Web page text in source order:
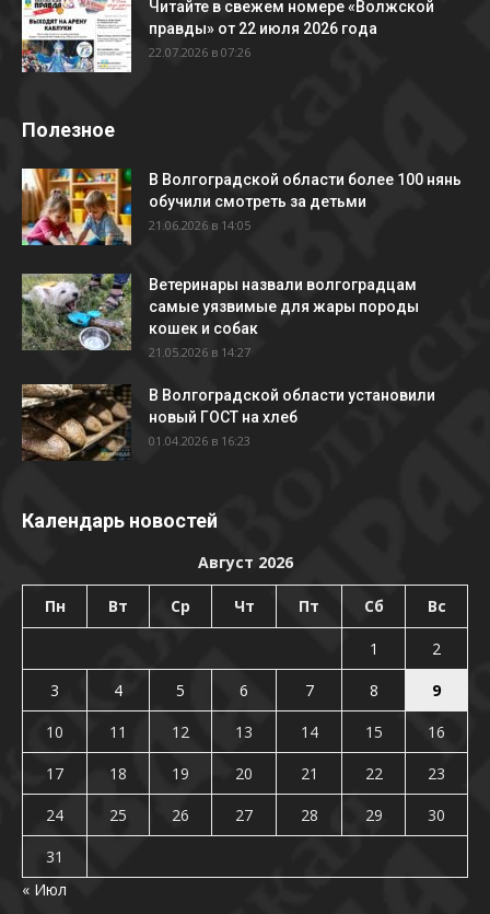
Читайте в свежем номере «Волжской
правды» от 22 июля 2026 года
22.07.2026 в 07:26
Полезное
В Волгоградской области более 100 нянь
обучили смотреть за детьми
21.06.2026 в 14:05
Ветеринары назвали волгоградцам
самые уязвимые для жары породы
кошек и собак
21.05.2026 в 14:27
В Волгоградской области установили
новый ГОСТ на хлеб
01.04.2026 в 16:23
Календарь новостей
Август 2026
Пн Вт Ср Чт Пт Сб Вс
1
2
3
4 5 6 7 8
9
10
11 12 13 14 15
16
17
18 19 20 21 22
23
24
25 26 27 28 29
30
31
« Июл